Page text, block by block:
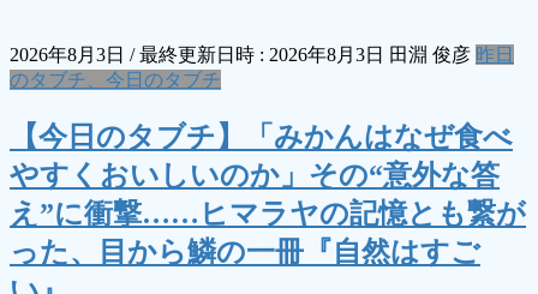
2026年8月3日 / 最終更新日時 : 2026年8月3日 田淵 俊彦 昨日
のタブチ、今日のタブチ
【今日のタブチ】「みかんはなぜ食べ
やすくおいしいのか」その“意外な答
え”に衝撃……ヒマラヤの記憶とも繋が
った、目から鱗の一冊『自然はすご